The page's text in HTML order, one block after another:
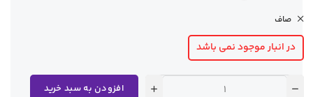
صاف
در انبار موجود نمی باشد
افزودن به سبد خرید